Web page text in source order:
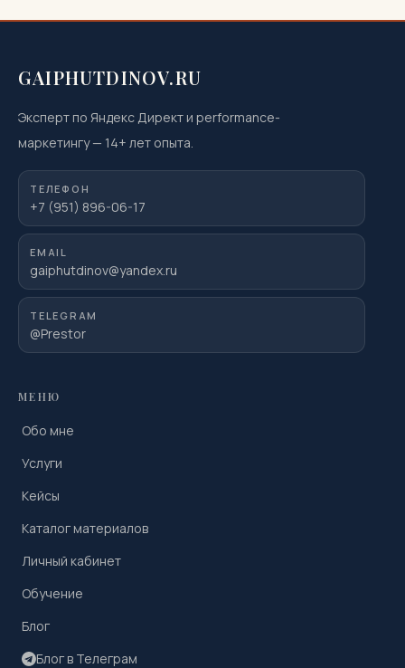
GAIPHUTDINOV.RU
Эксперт по Яндекс Директ и performance-
маркетингу— 14+ лет опыта.
ТЕЛЕФОН
+7 (951) 896-06-17
EMAIL
gaiphutdinov@yandex.ru
TELEGRAM
@Prestor
МЕНЮ
Обо мне
Услуги
Кейсы
Каталог материалов
Личный кабинет
Обучение
Блог
Блог в Телеграм